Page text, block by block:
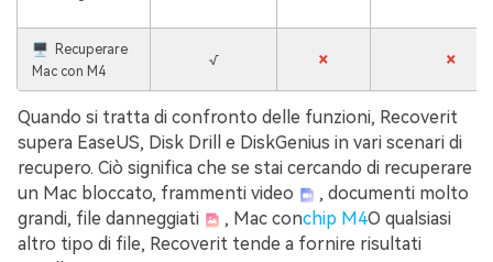
🖥 ️ Recuperare
Mac con M4
√ × ×
Quando si tratta di confronto delle funzioni, Recoverit
supera EaseUS, Disk Drill e DiskGenius in vari scenari di
recupero. Ciò significa che se stai cercando di recuperare
un Mac bloccato, frammenti video
, documenti molto
grandi, file danneggiati
, Mac conchip M4O qualsiasi
altro tipo di file, Recoverit tende a fornire risultati